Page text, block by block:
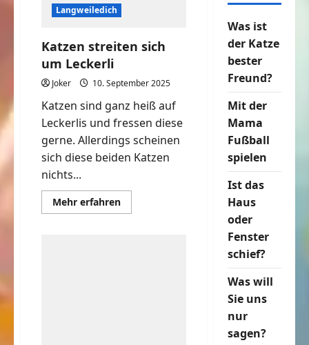
Langweiledich
Katzen streiten sich
um Leckerli
Joker 10. September 2025
Katzen sind ganz heiß auf
Leckerlis und fressen diese
gerne. Allerdings scheinen
sich diese beiden Katzen
nichts...
Mehr erfahrenMehr
Informationen
Was ist
der Katze
bester
Freund?
Mit der
Mama
Fußball
spielen
Ist das
Haus
oder
Fenster
schief?
Was will
Sie uns
nur
sagen?